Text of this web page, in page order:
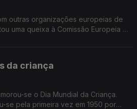
outras organizações europeias de
uma queixa à Comissão Europeia e
da criança
se pela primeira vez em 1950 por